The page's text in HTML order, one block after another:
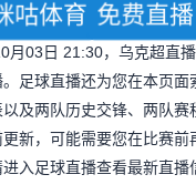
咕体育 免费直播
月03日 21:30，乌克超直
足球直播还为您在本页面
及两队历史交锋、两队赛
更新，可能需要您在比赛
入足球直播查看最新直播